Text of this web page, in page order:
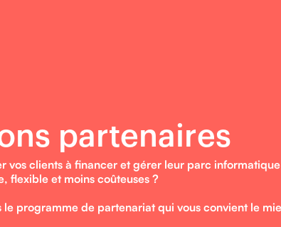
partenaires
vos clients à financer et gérer leur parc
flexible et moins coûteuses ?
le programme de partenariat qui vous convient le